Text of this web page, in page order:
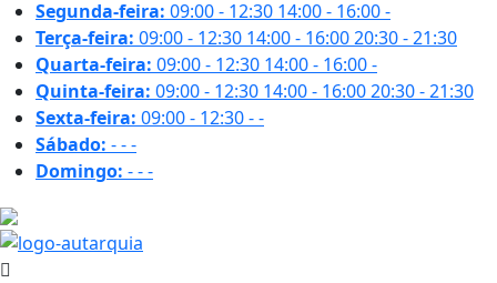
Segunda-feira: 09:00 - 12:30 14:00 - 16:00-
Terça-feira: 09:00 - 12:30 14:00 - 16:0020:30 - 21:30
Quarta-feira: 09:00 - 12:30 14:00 - 16:00-
Quinta-feira: 09:00 - 12:30 14:00 - 16:0020:30 - 21:30
Sexta-feira: 09:00 - 12:30--
Sábado: ---
Domingo: ---